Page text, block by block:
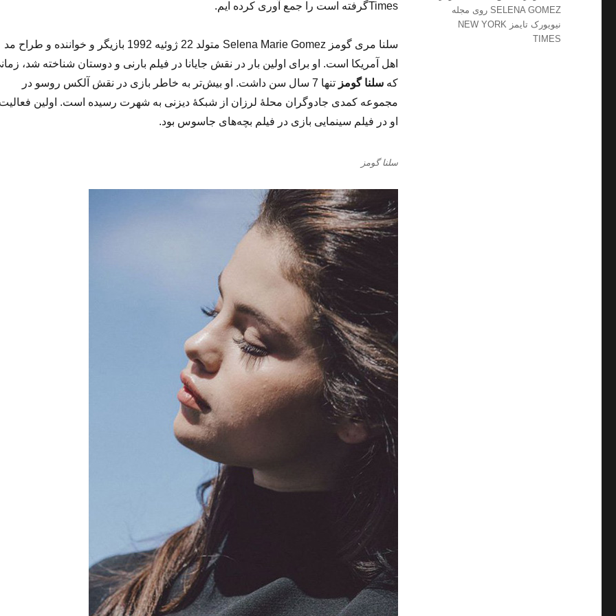
Timesگرفته است را جمع آوری کرده ایم.
سلنا مری گومز Selena Marie Gomez متولد 22 ژوئیه 1992 بازیگر و خواننده و طراح مد
اهل آمریکا است. او برای اولین بار در نقش جایانا در فیلم بارنی و دوستان شناخته شد،
که سلنا گومز
تنها 7 سال سن داشت. او بیش‌تر به خاطر بازی در نقش آلکس روسو در
مجموعه کمدی جادوگران محلهٔ لرزان از شبکهٔ دیزنی به شهرت رسیده است. اولین
او در فیلم سینمایی بازی در فیلم بچه‌های جاسوس بود.
سلنا گومز
SELENA GOMEZ روی مجله
نیویورک تایمز NEW YORK
TIMES